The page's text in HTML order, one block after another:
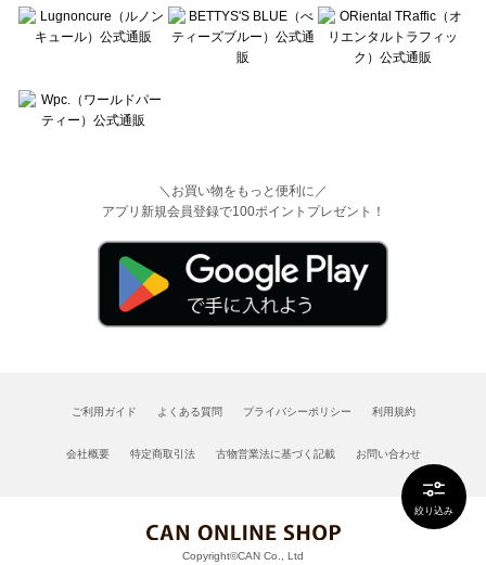
絞り込み
＼お買い物をもっと便利に／
アプリ新規会員登録で100ポイントプレゼント！
ご利用ガイド よくある質問 プライバシーポリシー 利用規約
会社概要 特定商取引法 古物営業法に基づく記載 お問い合わせ
Copyright©CAN Co., Ltd